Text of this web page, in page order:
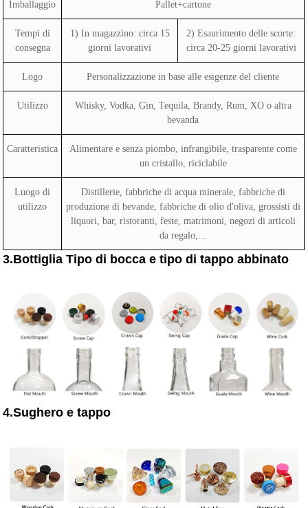
Imballaggio Pallet+cartone
Tempi di
consegna
1) In magazzino: circa 15
giorni lavorativi
2) Esaurimento delle scorte:
circa 20-25 giorni lavorativi
Logo Personalizzazione in base alle esigenze del cliente
Utilizzo
Whisky, Vodka, Gin, Tequila, Brandy, Rum, XO o altra
bevanda
Caratteristica
Alimentare e senza piombo, infrangibile, trasparente come
un cristallo, riciclabile
Luogo di
utilizzo
Distillerie, fabbriche di acqua minerale, fabbriche di
produzione di bevande, fabbriche di olio d'oliva, grossisti di
liquori, bar, ristoranti, feste, matrimoni, negozi di articoli
da regalo,...
3.Bottiglia Tipo di bocca e tipo di tappo abbinato
4.Sughero e tappo